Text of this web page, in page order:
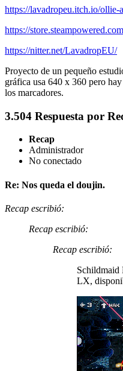
https://lavadropeu.itch.io/
https://
https://nitter.net/LavadropEU/
Proyecto de un pequeño
gráfica usa 640 x 360 pero
los marcadores.
3.504 Respuesta por
Recap
Administrador
No conectado
Re: Nos queda el doujin.
Recap escribió:
Recap escribió:
Recap escribió:
LX,